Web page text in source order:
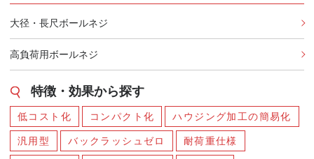
大径・長尺ボールネジ
高負荷用ボールネジ
特徴・効果から探す
低コスト化 コンパクト化 ハウジング加工の簡易化
汎用型 バックラッシュゼロ 耐荷重仕様